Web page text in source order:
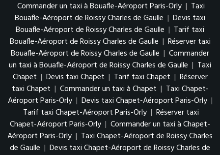
Commander un taxi à Bouafle-Aéroport Paris-Orly | Taxi
Bouafle-Aéroport de Roissy Charles de Gaulle | Devis taxi
Bouafle-Aéroport de Roissy Charles de Gaulle | Tarif taxi
Bouafle-Aéroport de Roissy Charles de Gaulle | Réserver taxi
Bouafle-Aéroport de Roissy Charles de Gaulle | Commander
un taxi à Bouafle-Aéroport de Roissy Charles de Gaulle | Taxi
Chapet | Devis taxi Chapet | Tarif taxi Chapet | Réserver
taxi Chapet | Commander un taxi à Chapet | Taxi Chapet-
Aéroport Paris-Orly | Devis taxi Chapet-Aéroport Paris-Orly |
Tarif taxi Chapet-Aéroport Paris-Orly | Réserver taxi
Chapet-Aéroport Paris-Orly | Commander un taxi à Chapet-
Aéroport Paris-Orly | Taxi Chapet-Aéroport de Roissy Charles
de Gaulle | Devis taxi Chapet-Aéroport de Roissy Charles de